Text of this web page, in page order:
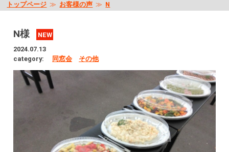
トップページ ≫ お客様の声 ≫ N
N様
NEW
2024.07.13
category:
同窓会 その他